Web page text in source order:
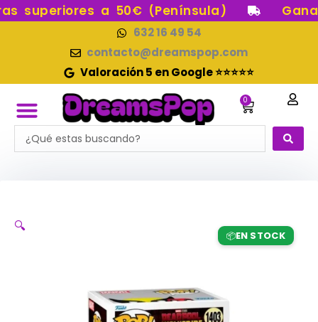
Irsuperiores a 50€ (Península) Gana
632 16 49 54
contacto@dreamspop.com
Valoración 5 en Google ⭐⭐⭐⭐⭐
0
Carrito
Search
...
📦EN STOCK
🔍